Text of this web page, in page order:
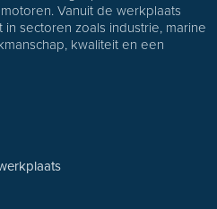
Vanuit de werkplaats
sectoren zoals industrie, marine
kwaliteit en een